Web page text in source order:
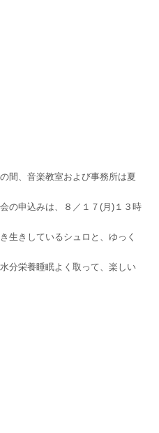
間、音楽教室および事務所は夏
の申込みは、８／１７(月)１３時
生きしているシュロと、ゆっく
分栄養睡眠よく取って、楽しい